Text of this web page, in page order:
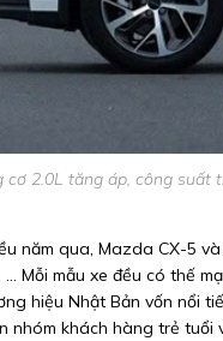
cơ 2.0L tăng áp, công suất
năm qua, Mazda CX-5
Mỗi mẫu xe đều có thế
hiệu Nhật Bản vốn nổi
nhóm khách hàng trẻ tuổi